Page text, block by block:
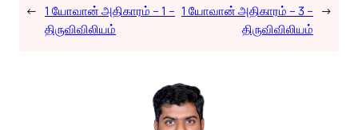
← 1 யோவான் அதிகாரம் – 1 –
திருவிவிலியம்
1 யோவான் அதிகாரம் – 3 –
திருவிவிலியம்
→